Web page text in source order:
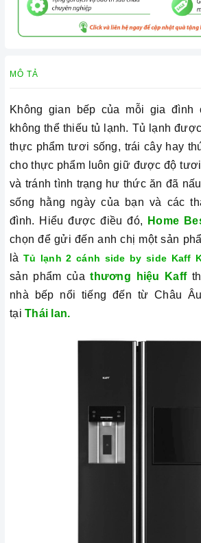
MÔ TẢ
Không gian bếp của mỗi gia đình
không thể thiếu tủ lạnh. Tủ lạnh
thực phẩm tươi sống, trái cây hay
cho thực phẩm luôn giữ được độ
và tránh tình trạng hư thức ăn đã
sống hằng ngày của bạn và các
đình. Hiểu được điều đó,
Home
chọn để gửi đến anh chị một sản
là Tủ lạnh 2 cánh side by side Kaff
sản phẩm củathương hiệu Kaff
nhà bếp nổi tiếng đến từ Châu
tại Thái lan.